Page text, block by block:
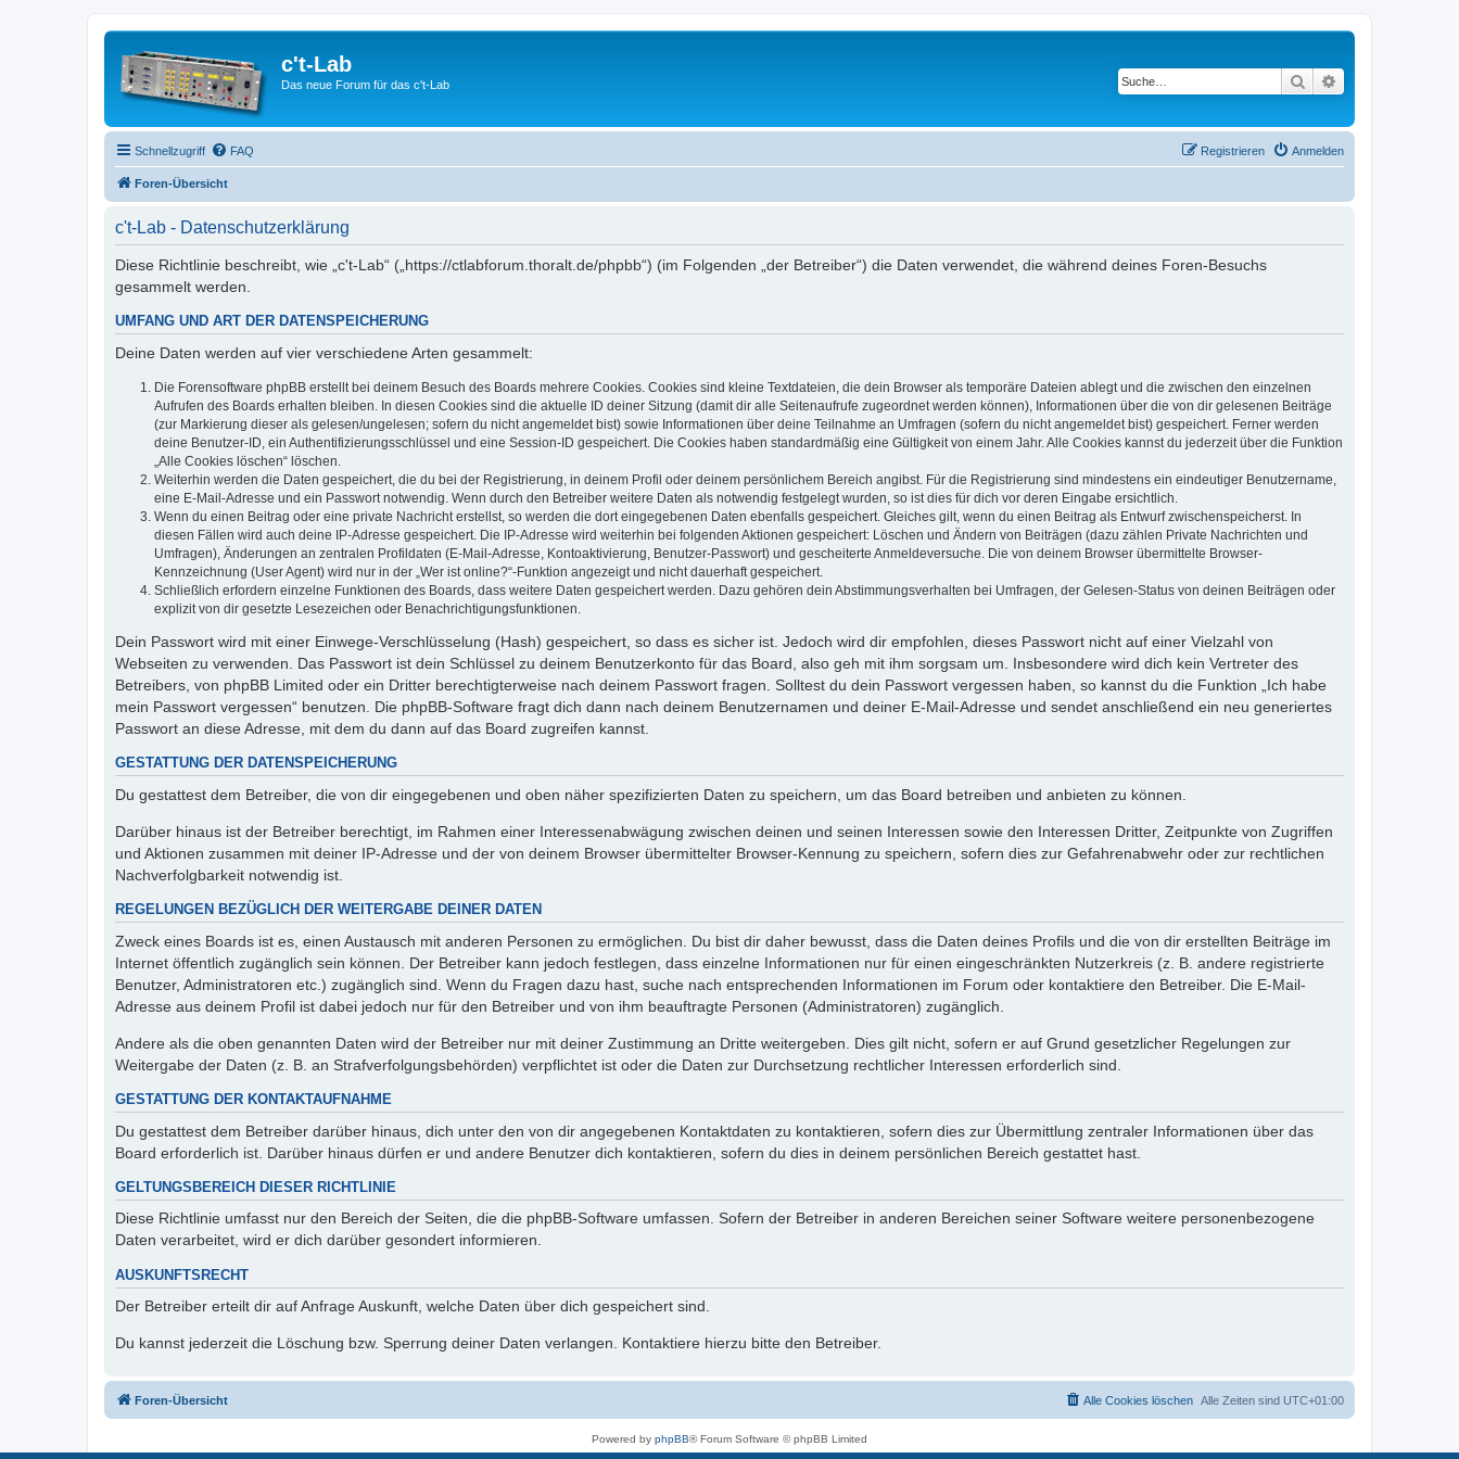
c't-Lab
Das neue Forum für das c't-Lab Suche
Schnellzugriff FAQ Anmelden
Registrieren
Foren-Übersicht
c't-Lab - Datenschutzerklärung
Diese Richtlinie beschreibt, wie „c't-Lab“ („https://ctlabforum.thoralt.de/phpbb“) (im Folgenden „der Betreiber“) die Daten verwendet, die während deines Foren-Besuchs
gesammelt werden.
UMFANG UND ART DER DATENSPEICHERUNG
Deine Daten werden auf vier verschiedene Arten gesammelt:
Die Forensoftware phpBB erstellt bei deinem Besuch des Boards mehrere Cookies. Cookies sind kleine Textdateien, die dein Browser als temporäre Dateien ablegt und die zwischen den einzelnen
Aufrufen des Boards erhalten bleiben. In diesen Cookies sind die aktuelle ID deiner Sitzung (damit dir alle Seitenaufrufe zugeordnet werden können), Informationen über die von dir gelesenen Beiträge
(zur Markierung dieser als gelesen/ungelesen; sofern du nicht angemeldet bist) sowie Informationen über deine Teilnahme an Umfragen (sofern du nicht angemeldet bist) gespeichert. Ferner werden
deine Benutzer-ID, ein Authentifizierungsschlüssel und eine Session-ID gespeichert. Die Cookies haben standardmäßig eine Gültigkeit von einem Jahr. Alle Cookies kannst du jederzeit über die Funktion
„Alle Cookies löschen“ löschen.
Weiterhin werden die Daten gespeichert, die du bei der Registrierung, in deinem Profil oder deinem persönlichem Bereich angibst. Für die Registrierung sind mindestens ein eindeutiger Benutzername,
eine E-Mail-Adresse und ein Passwort notwendig. Wenn durch den Betreiber weitere Daten als notwendig festgelegt wurden, so ist dies für dich vor deren Eingabe ersichtlich.
Wenn du einen Beitrag oder eine private Nachricht erstellst, so werden die dort eingegebenen Daten ebenfalls gespeichert. Gleiches gilt, wenn du einen Beitrag als Entwurf zwischenspeicherst. In
diesen Fällen wird auch deine IP-Adresse gespeichert. Die IP-Adresse wird weiterhin bei folgenden Aktionen gespeichert: Löschen und Ändern von Beiträgen (dazu zählen Private Nachrichten und
Umfragen), Änderungen an zentralen Profildaten (E-Mail-Adresse, Kontoaktivierung, Benutzer-Passwort) und gescheiterte Anmeldeversuche. Die von deinem Browser übermittelte Browser-
Kennzeichnung (User Agent) wird nur in der „Wer ist online?“-Funktion angezeigt und nicht dauerhaft gespeichert.
Schließlich erfordern einzelne Funktionen des Boards, dass weitere Daten gespeichert werden. Dazu gehören dein Abstimmungsverhalten bei Umfragen, der Gelesen-Status von deinen Beiträgen oder
explizit von dir gesetzte Lesezeichen oder Benachrichtigungsfunktionen.
Dein Passwort wird mit einer Einwege-Verschlüsselung (Hash) gespeichert, so dass es sicher ist. Jedoch wird dir empfohlen, dieses Passwort nicht auf einer Vielzahl von
Webseiten zu verwenden. Das Passwort ist dein Schlüssel zu deinem Benutzerkonto für das Board, also geh mit ihm sorgsam um. Insbesondere wird dich kein Vertreter des
Betreibers, von phpBB Limited oder ein Dritter berechtigterweise nach deinem Passwort fragen. Solltest du dein Passwort vergessen haben, so kannst du die Funktion „Ich habe
mein Passwort vergessen“ benutzen. Die phpBB-Software fragt dich dann nach deinem Benutzernamen und deiner E-Mail-Adresse und sendet anschließend ein neu generiertes
Passwort an diese Adresse, mit dem du dann auf das Board zugreifen kannst.
GESTATTUNG DER DATENSPEICHERUNG
Du gestattest dem Betreiber, die von dir eingegebenen und oben näher spezifizierten Daten zu speichern, um das Board betreiben und anbieten zu können.
Darüber hinaus ist der Betreiber berechtigt, im Rahmen einer Interessenabwägung zwischen deinen und seinen Interessen sowie den Interessen Dritter, Zeitpunkte von Zugriffen
und Aktionen zusammen mit deiner IP-Adresse und der von deinem Browser übermittelter Browser-Kennung zu speichern, sofern dies zur Gefahrenabwehr oder zur rechtlichen
Nachverfolgbarkeit notwendig ist.
REGELUNGEN BEZÜGLICH DER WEITERGABE DEINER DATEN
Zweck eines Boards ist es, einen Austausch mit anderen Personen zu ermöglichen. Du bist dir daher bewusst, dass die Daten deines Profils und die von dir erstellten Beiträge im
Internet öffentlich zugänglich sein können. Der Betreiber kann jedoch festlegen, dass einzelne Informationen nur für einen eingeschränkten Nutzerkreis (z. B. andere registrierte
Benutzer, Administratoren etc.) zugänglich sind. Wenn du Fragen dazu hast, suche nach entsprechenden Informationen im Forum oder kontaktiere den Betreiber. Die E-Mail-
Adresse aus deinem Profil ist dabei jedoch nur für den Betreiber und von ihm beauftragte Personen (Administratoren) zugänglich.
Andere als die oben genannten Daten wird der Betreiber nur mit deiner Zustimmung an Dritte weitergeben. Dies gilt nicht, sofern er auf Grund gesetzlicher Regelungen zur
Weitergabe der Daten (z. B. an Strafverfolgungsbehörden) verpflichtet ist oder die Daten zur Durchsetzung rechtlicher Interessen erforderlich sind.
GESTATTUNG DER KONTAKTAUFNAHME
Du gestattest dem Betreiber darüber hinaus, dich unter den von dir angegebenen Kontaktdaten zu kontaktieren, sofern dies zur Übermittlung zentraler Informationen über das
Board erforderlich ist. Darüber hinaus dürfen er und andere Benutzer dich kontaktieren, sofern du dies in deinem persönlichen Bereich gestattet hast.
GELTUNGSBEREICH DIESER RICHTLINIE
Diese Richtlinie umfasst nur den Bereich der Seiten, die die phpBB-Software umfassen. Sofern der Betreiber in anderen Bereichen seiner Software weitere personenbezogene
Daten verarbeitet, wird er dich darüber gesondert informieren.
AUSKUNFTSRECHT
Der Betreiber erteilt dir auf Anfrage Auskunft, welche Daten über dich gespeichert sind.
Du kannst jederzeit die Löschung bzw. Sperrung deiner Daten verlangen. Kontaktiere hierzu bitte den Betreiber.
Foren-Übersicht Alle Zeiten sind UTC+01:00
Alle Cookies löschen
Powered by phpBB® Forum Software © phpBB Limited